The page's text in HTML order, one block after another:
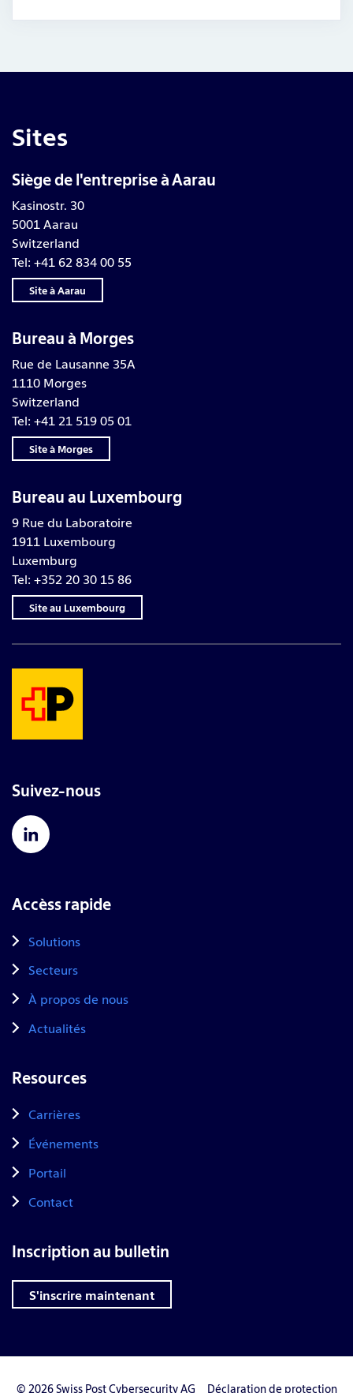
Sites
Siège de l'entreprise à Aarau
Kasinostr. 30
5001 Aarau
Switzerland
Tel: +41 62 834 00 55
Site à Aarau
Bureau à Morges
Rue de Lausanne 35A
1110 Morges
Switzerland
Tel: +41 21 519 05 01
Site à Morges
Bureau au Luxembourg
9 Rue du Laboratoire
1911 Luxembourg
Luxemburg
Tel: +352 20 30 15 86
Site au Luxembourg
Suivez-nous
Accèss rapide
Solutions
Secteurs
À propos de nous
Actualités
Resources
Carrières
Événements
Portail
Contact
Inscription au bulletin
S'inscrire maintenant
© 2026 Swiss Post Cybersecurity AG Déclaration de protection